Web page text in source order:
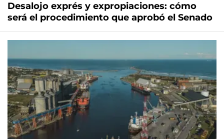
Desalojo exprés y expropiaciones: cómo
será el procedimiento que aprobó el Senado